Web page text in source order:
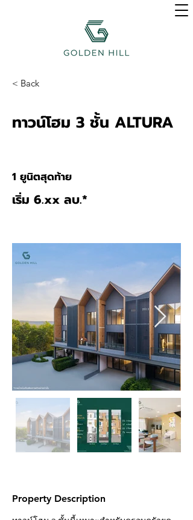
< Back
ทาวน์โฮม 3 ชั้น ALTURA
1 ยูนิตสุดท้าย
เริ่ม 6.xx ลบ.*
Property Description